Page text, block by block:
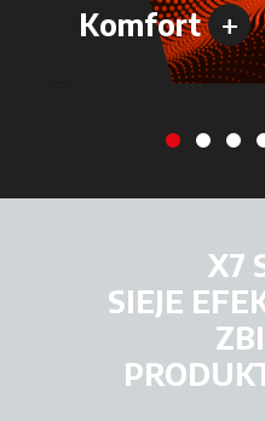
Komfort +
X7
SIEJE